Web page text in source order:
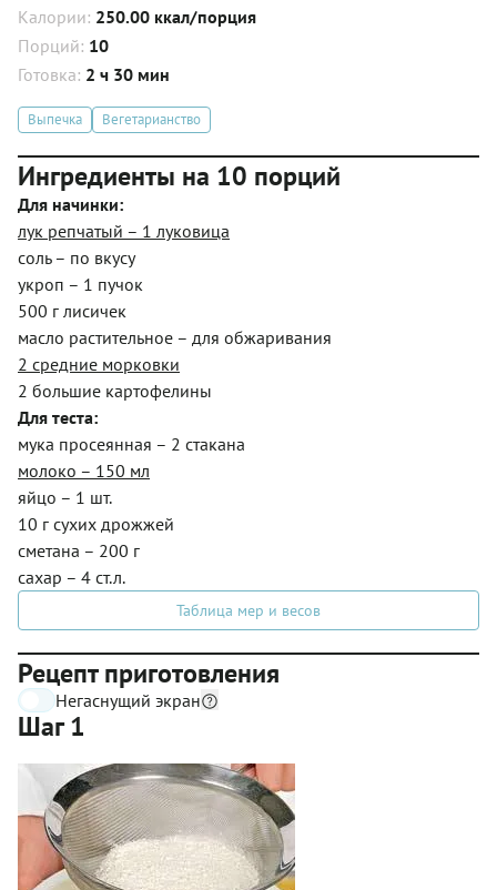
Калории: 250.00 ккал/порция
Порций: 10
Готовка: 2 ч 30 мин
Выпечка Вегетарианство
Ингредиенты на 10 порций
Для начинки:
лук репчатый – 1 луковица
соль – по вкусу
укроп – 1 пучок
500 г лисичек
масло растительное – для обжаривания
2 средние морковки
2 большие картофелины
Для теста:
мука просеянная – 2 стакана
молоко – 150 мл
яйцо – 1 шт.
10 г сухих дрожжей
сметана – 200 г
сахар – 4 ст.л.
Таблица мер и весов
Рецепт приготовления
Негаснущий экран
Шаг 1